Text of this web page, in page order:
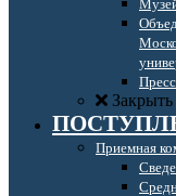
Закрыть
Приемная